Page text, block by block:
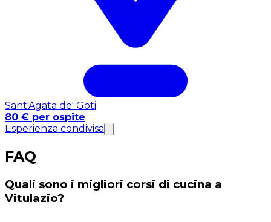
Sant'Agata de' Goti
80 € per ospite
Esperienza condivisa
FAQ
Quali sono i migliori corsi di cucina a
Vitulazio?